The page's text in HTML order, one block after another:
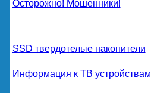
Осторожно! Мошенники!
SSD твердотелые накопители
Информация к ТВ устройствам